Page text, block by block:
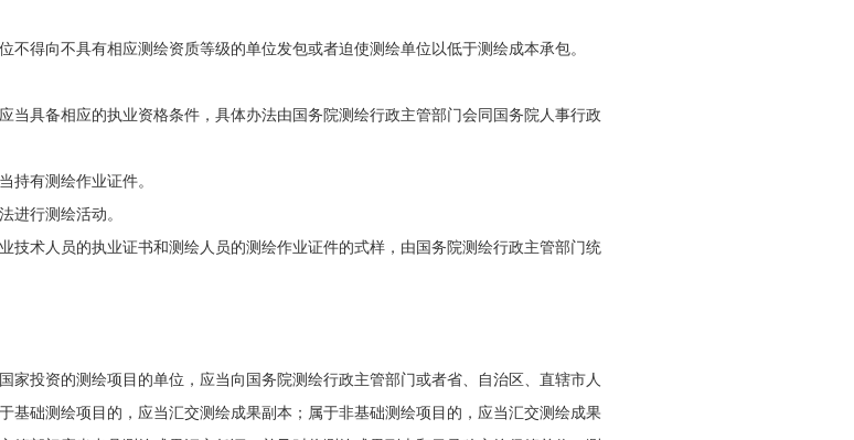
不得向不具有相应测绘资质等级的单位发包或者迫使测绘单位以低于测绘成本承包。
具备相应的执业资格条件，具体办法由国务院测绘行政主管部门会同国务院人事行政
有测绘作业证件。
进行测绘活动。
术人员的执业证书和测绘人员的测绘作业证件的式样，由国务院测绘行政主管部门统
家投资的测绘项目的单位，应当向国务院测绘行政主管部门或者省、自治区、直辖市人
基础测绘项目的，应当汇交测绘成果副本；属于非基础测绘项目的，应当汇交测绘成果